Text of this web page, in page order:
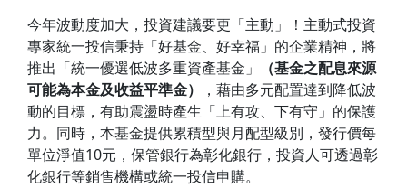
今年波動度加大，投資建議要更「主動」！主動式投資
專家統一投信秉持「好基金、好幸福」的企業精神，將
推出「統一優選低波多重資產基金」
（基金之配息來源
可能為本金及收益平準金）
，藉由多元配置達到降低波
動的目標，有助震盪時產生「上有攻、下有守」的保護
力。同時，本基金提供累積型與月配型級別，發行價每
單位淨值10元，保管銀行為彰化銀行，投資人可透過彰
化銀行等銷售機構或統一投信申購。